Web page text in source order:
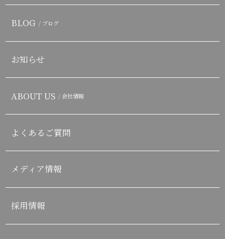
BLOG / ブログ
お知らせ
ABOUT US / 会社情報
よくあるご質問
メディア情報
採用情報